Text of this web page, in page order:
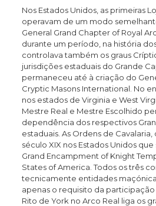
Nos Estados Unidos, as primeiras
operavam de um modo
General Grand Chapter of Royal
durante um período, na história
controlava também os graus
jurisdições estaduais do Grande
permaneceu até à criação do
Cryptic Masons International. No
nos estados de Virginia e West
Mestre Real e Mestre Escolhido
dependência dos respectivos
estaduais. As Ordens de
século XIX nos Estados Unidos
Grand Encampment of Knight
States of America. Todos os três
tecnicamente entidades
apenas o requisito da
Rito de York no Arco Real liga os